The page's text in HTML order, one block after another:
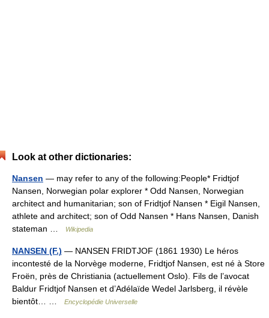
Look at other dictionaries:
Nansen — may refer to any of the following:People* Fridtjof
Nansen, Norwegian polar explorer * Odd Nansen, Norwegian
architect and humanitarian; son of Fridtjof Nansen * Eigil Nansen,
athlete and architect; son of Odd Nansen * Hans Nansen, Danish
stateman …
Wikipedia
NANSEN (F.) — NANSEN FRIDTJOF (1861 1930) Le héros
incontesté de la Norvège moderne, Fridtjof Nansen, est né à Store
Froën, près de Christiania (actuellement Oslo). Fils de l’avocat
Baldur Fridtjof Nansen et d’Adélaïde Wedel Jarlsberg, il révèle
bientôt… …
Encyclopédie Universelle